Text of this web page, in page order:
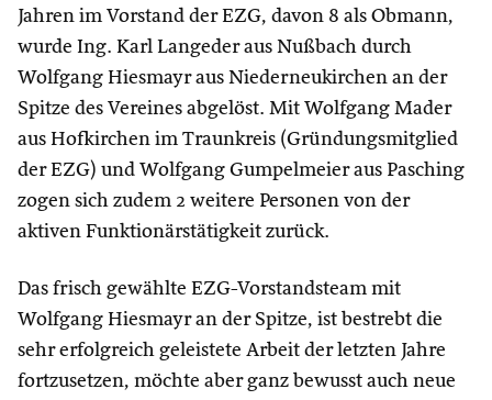
Jahren im Vorstand der EZG, davon 8 als Obmann,
wurde Ing. Karl Langeder aus Nußbach durch
Wolfgang Hiesmayr aus Niederneukirchen an der
Spitze des Vereines abgelöst. Mit Wolfgang Mader
aus Hofkirchen im Traunkreis (Gründungsmitglied
der EZG) und Wolfgang Gumpelmeier aus Pasching
zogen sich zudem 2 weitere Personen von der
aktiven Funktionärstätigkeit zurück.
Das frisch gewählte EZG-Vorstandsteam mit
Wolfgang Hiesmayr an der Spitze, ist bestrebt die
sehr erfolgreich geleistete Arbeit der letzten Jahre
fortzusetzen, möchte aber ganz bewusst auch neue